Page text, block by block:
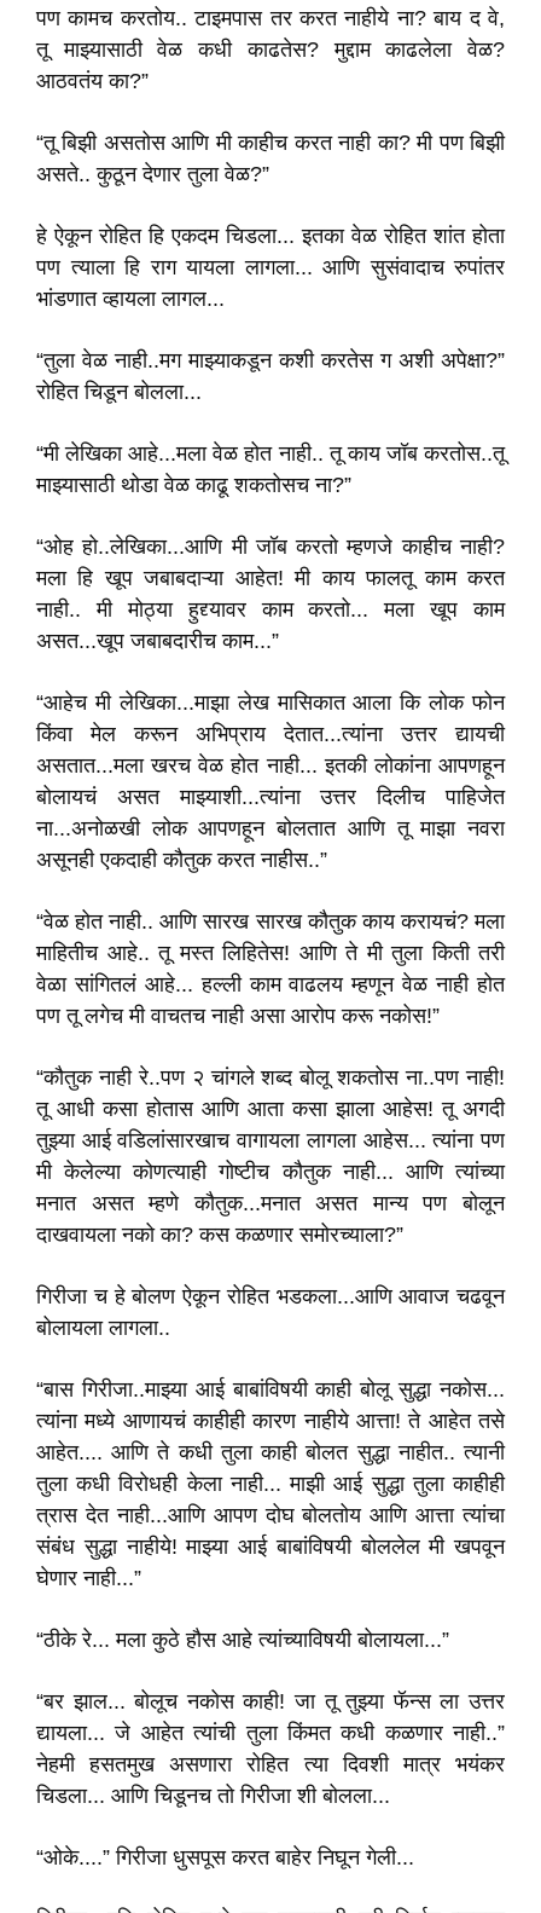
पण कामच करतोय.. टाइमपास तर करत नाहीये ना? बाय द वे,
तू माझ्यासाठी वेळ कधी काढतेस? मुद्दाम काढलेला वेळ?
आठवतंय का?”
“तू बिझी असतोस आणि मी काहीच करत नाही का? मी पण बिझी
असते.. कुठून देणार तुला वेळ?”
हे ऐकून रोहित हि एकदम चिडला... इतका वेळ रोहित शांत होता
पण त्याला हि राग यायला लागला... आणि सुसंवादाच रुपांतर
भांडणात व्हायला लागल...
“तुला वेळ नाही..मग माझ्याकडून कशी करतेस ग अशी अपेक्षा?”
रोहित चिडून बोलला...
“मी लेखिका आहे...मला वेळ होत नाही.. तू काय जॉब करतोस..तू
माझ्यासाठी थोडा वेळ काढू शकतोसच ना?”
“ओह हो..लेखिका...आणि मी जॉब करतो म्हणजे काहीच नाही?
मला हि खूप जबाबदाऱ्या आहेत! मी काय फालतू काम करत
नाही.. मी मोठ्या हुद्द्यावर काम करतो... मला खूप काम
असत...खूप जबाबदारीच काम...”
“आहेच मी लेखिका...माझा लेख मासिकात आला कि लोक फोन
किंवा मेल करून अभिप्राय देतात...त्यांना उत्तर द्यायची
असतात...मला खरच वेळ होत नाही... इतकी लोकांना आपणहून
बोलायचं असत माझ्याशी...त्यांना उत्तर दिलीच पाहिजेत
ना...अनोळखी लोक आपणहून बोलतात आणि तू माझा नवरा
असूनही एकदाही कौतुक करत नाहीस..”
“वेळ होत नाही.. आणि सारख सारख कौतुक काय करायचं? मला
माहितीच आहे.. तू मस्त लिहितेस! आणि ते मी तुला किती तरी
वेळा सांगितलं आहे... हल्ली काम वाढलय म्हणून वेळ नाही होत
पण तू लगेच मी वाचतच नाही असा आरोप करू नकोस!”
“कौतुक नाही रे..पण २ चांगले शब्द बोलू शकतोस ना..पण नाही!
तू आधी कसा होतास आणि आता कसा झाला आहेस! तू अगदी
तुझ्या आई वडिलांसारखाच वागायला लागला आहेस... त्यांना पण
मी केलेल्या कोणत्याही गोष्टीच कौतुक नाही... आणि त्यांच्या
मनात असत म्हणे कौतुक...मनात असत मान्य पण बोलून
दाखवायला नको का? कस कळणार समोरच्याला?”
गिरीजा च हे बोलण ऐकून रोहित भडकला...आणि आवाज चढवून
बोलायला लागला..
“बास गिरीजा..माझ्या आई बाबांविषयी काही बोलू सुद्धा नकोस...
त्यांना मध्ये आणायचं काहीही कारण नाहीये आत्ता! ते आहेत तसे
आहेत.... आणि ते कधी तुला काही बोलत सुद्धा नाहीत.. त्यानी
तुला कधी विरोधही केला नाही... माझी आई सुद्धा तुला काहीही
त्रास देत नाही...आणि आपण दोघ बोलतोय आणि आत्ता त्यांचा
संबंध सुद्धा नाहीये! माझ्या आई बाबांविषयी बोललेल मी खपवून
घेणार नाही...”
“ठीके रे... मला कुठे हौस आहे त्यांच्याविषयी बोलायला...”
“बर झाल... बोलूच नकोस काही! जा तू तुझ्या फॅन्स ला उत्तर
द्यायला... जे आहेत त्यांची तुला किंमत कधी कळणार नाही..”
नेहमी हसतमुख असणारा रोहित त्या दिवशी मात्र भयंकर
चिडला... आणि चिडूनच तो गिरीजा शी बोलला...
“ओके....” गिरीजा धुसपूस करत बाहेर निघून गेली...